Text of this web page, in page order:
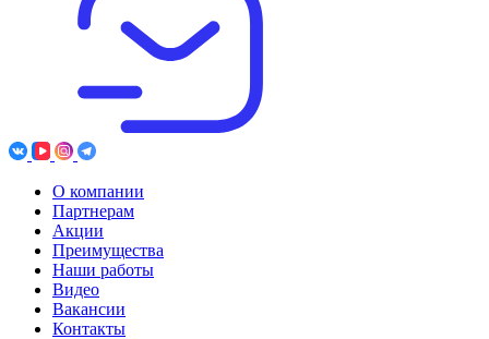
О компании
Партнерам
Акции
Преимущества
Наши работы
Видео
Вакансии
Контакты